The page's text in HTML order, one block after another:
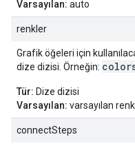
Varsayılan: auto
renkler
Grafik öğeleri için
dize dizisi. Örneğin:
Tür: Dize dizisi
Varsayılan: varsayılan
connectSteps